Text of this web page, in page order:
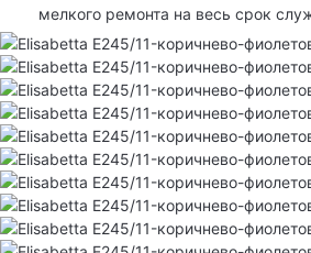
мелкого ремонта на весь срок